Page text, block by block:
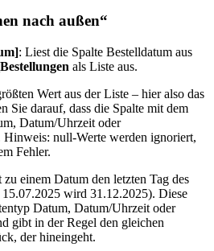
nach außen“
: Liest die Spalte Bestelldatum aus
als Liste aus.
Wert aus der Liste – hier also das
Sie darauf, dass die Spalte mit dem
Datum/Uhrzeit oder
null-Werte werden ignoriert,
Fehler.
zu einem Datum den letzten Tag des
15.07.2025 wird 31.12.2025). Diese
Datum, Datum/Uhrzeit oder
gibt in der Regel den gleichen
der hineingeht.